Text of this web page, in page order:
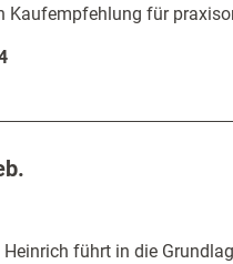
Kaufempfehlung für
führt in die